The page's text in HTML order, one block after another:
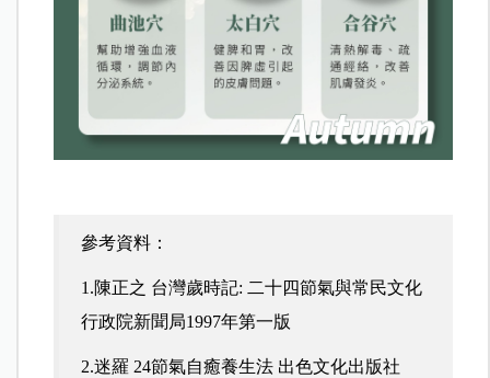
參考資料：
1.陳正之 台灣歲時記: 二十四節氣與常民文化
行政院新聞局1997年第一版
2.迷羅 24節氣自癒養生法 出色文化出版社